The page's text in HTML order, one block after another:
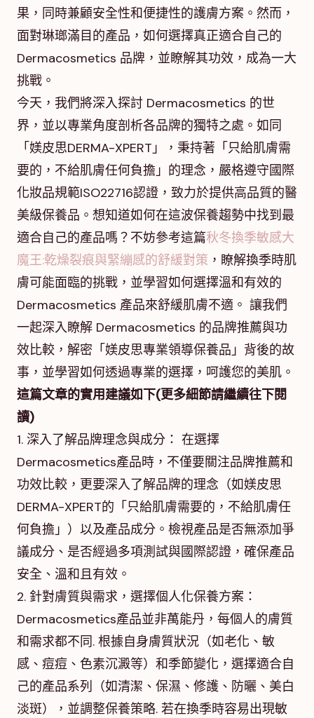
果，同時兼顧安全性和便捷性的護膚方案。然而，
面對琳瑯滿目的產品，如何選擇真正適合自己的
Dermacosmetics 品牌，並瞭解其功效，成為一大
挑戰。
今天，我們將深入探討 Dermacosmetics 的世
界，並以專業角度剖析各品牌的獨特之處。如同
「媄皮思DERMA-XPERT」，秉持著「只給肌膚需
要的，不給肌膚任何負擔」的理念，嚴格遵守國際
化妝品規範ISO22716認證，致力於提供高品質的醫
美級保養品。想知道如何在這波保養趨勢中找到最
適合自己的產品嗎？不妨參考這篇秋冬換季敏感大
魔王:乾燥裂痕與緊繃感的舒緩對策 ，瞭解換季時肌
膚可能面臨的挑戰，並學習如何選擇溫和有效的
Dermacosmetics 產品來舒緩肌膚不適。 讓我們
一起深入瞭解 Dermacosmetics 的品牌推薦與功
效比較，解密「媄皮思專業領導保養品」背後的故
事，並學習如何透過專業的選擇，呵護您的美肌。
這篇文章的實用建議如下(更多細節請繼續往下閱
讀)
1. 深入了解品牌理念與成分： 在選擇
Dermacosmetics產品時，不僅要關注品牌推薦和
功效比較，更要深入了解品牌的理念（如媄皮思
DERMA-XPERT的「只給肌膚需要的，不給肌膚任
何負擔」）以及產品成分。檢視產品是否無添加爭
議成分、是否經過多項測試與國際認證，確保產品
安全、溫和且有效。
2. 針對膚質與需求，選擇個人化保養方案：
Dermacosmetics產品並非萬能丹，每個人的膚質
和需求都不同. 根據自身膚質狀況（如老化、敏
感、痘痘、色素沉澱等）和季節變化，選擇適合自
己的產品系列（如清潔、保濕、修護、防曬、美白
淡斑），並調整保養策略. 若在換季時容易出現敏